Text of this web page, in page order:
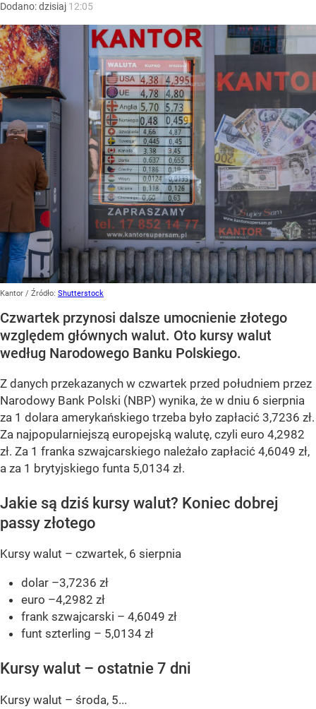
Dodano:dzisiaj 12:05
Kantor / Źródło: Shutterstock
Czwartek przynosi dalsze umocnienie złotego
względem głównych walut. Oto kursy walut
według Narodowego Banku Polskiego.
Z danych przekazanych w czwartek przed południem przez
Narodowy Bank Polski (NBP) wynika, że w dniu 6 sierpnia
za 1 dolara amerykańskiego trzeba było zapłacić 3,7236 zł.
Za najpopularniejszą europejską walutę, czyli euro 4,2982
zł. Za 1 franka szwajcarskiego należało zapłacić 4,6049 zł,
a za 1 brytyjskiego funta 5,0134 zł.
Jakie są dziś kursy walut? Koniec dobrej
passy złotego
Kursy walut – czwartek, 6 sierpnia
dolar –3,7236 zł
euro –4,2982 zł
frank szwajcarski – 4,6049 zł
funt szterling – 5,0134 zł
Kursy walut – ostatnie 7 dni
Kursy walut – środa, 5...